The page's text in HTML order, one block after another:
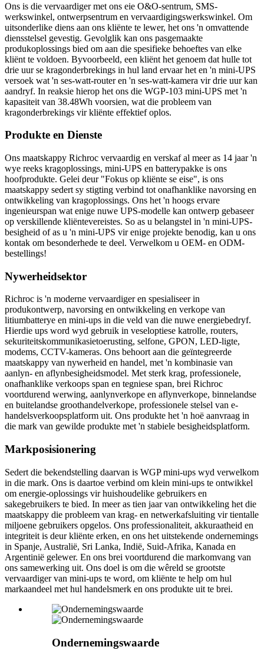
Ons is die vervaardiger met ons eie O&O-sentrum, SMS-
werkswinkel, ontwerpsentrum en vervaardigingswerkswinkel. Om
uitsonderlike diens aan ons kliënte te lewer, het ons 'n omvattende
diensstelsel gevestig. Gevolglik kan ons pasgemaakte
produkoplossings bied om aan die spesifieke behoeftes van elke
kliënt te voldoen. Byvoorbeeld, een kliënt het genoem dat hulle tot
drie uur se kragonderbrekings in hul land ervaar het en 'n mini-UPS
versoek wat 'n ses-watt-router en 'n ses-watt-kamera vir drie uur kan
aandryf. In reaksie hierop het ons die WGP-103 mini-UPS met 'n
kapasiteit van 38.48Wh voorsien, wat die probleem van
kragonderbrekings vir kliënte effektief oplos.
Produkte en Dienste
Ons maatskappy Richroc vervaardig en verskaf al meer as 14 jaar 'n
wye reeks kragoplossings, mini-UPS en batterypakke is ons
hoofprodukte. Gelei deur "Fokus op kliënte se eise", is ons
maatskappy sedert sy stigting verbind tot onafhanklike navorsing en
ontwikkeling van kragoplossings. Ons het 'n hoogs ervare
ingenieurspan wat enige nuwe UPS-modelle kan ontwerp gebaseer
op verskillende kliëntevereistes. So as u belangstel in 'n mini-UPS-
besigheid of as u 'n mini-UPS vir enige projekte benodig, kan u ons
kontak om besonderhede te deel. Verwelkom u OEM- en ODM-
bestellings!
Nywerheidsektor
Richroc is 'n moderne vervaardiger en spesialiseer in
produkontwerp, navorsing en ontwikkeling en verkope van
litiumbatterye en mini-ups in die veld van die nuwe energiebedryf.
Hierdie ups word wyd gebruik in veseloptiese katrolle, routers,
sekuriteitskommunikasietoerusting, selfone, GPON, LED-ligte,
modems, CCTV-kameras. Ons behoort aan die geïntegreerde
maatskappy van nywerheid en handel, met 'n kombinasie van
aanlyn- en aflynbesigheidsmodel. Met sterk krag, professionele,
onafhanklike verkoops span en tegniese span, brei Richroc
voortdurend werwing, aanlynverkope en aflynverkope, binnelandse
en buitelandse groothandelverkope, professionele stelsel van e-
handelsverkoopsplatform uit. Ons produkte het 'n hoë aanvraag in
die mark van gewilde produkte met 'n stabiele besigheidsplatform.
Markposisionering
Sedert die bekendstelling daarvan is WGP mini-ups wyd verwelkom
in die mark. Ons is daartoe verbind om klein mini-ups te ontwikkel
om energie-oplossings vir huishoudelike gebruikers en
sakegebruikers te bied. In meer as tien jaar van ontwikkeling het die
maatskappy die probleem van krag- en netwerkafsluiting vir tientalle
miljoene gebruikers opgelos. Ons professionaliteit, akkuraatheid en
integriteit is deur kliënte erken, en ons het uitstekende ondernemings
in Spanje, Australië, Sri Lanka, Indië, Suid-Afrika, Kanada en
Argentinië gelewer. En ons brei voortdurend die markomvang van
ons samewerking uit. Ons doel is om die wêreld se grootste
vervaardiger van mini-ups te word, om kliënte te help om hul
markaandeel met hul handelsmerk en ons produkte uit te brei.
Ondernemingswaarde